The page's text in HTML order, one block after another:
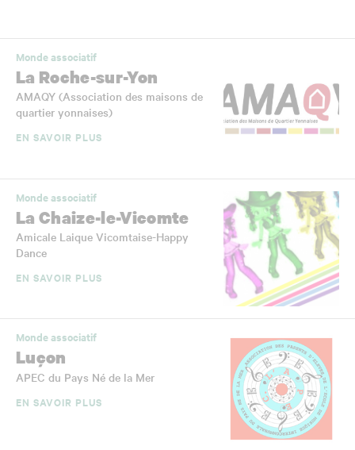
Monde associatif
La Roche-sur-Yon
AMAQY (Association des maisons de
quartier yonnaises)
EN SAVOIR PLUS
Monde associatif
La Chaize-le-Vicomte
Amicale Laique Vicomtaise-Happy
Dance
EN SAVOIR PLUS
Monde associatif
Luçon
APEC du Pays Né de la Mer
EN SAVOIR PLUS